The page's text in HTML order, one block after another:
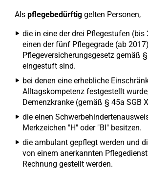
Als pflegebedürftig gelten Personen,
die in eine der drei Pflegestufen (bis
einen der fünf Pflegegrade (ab
Pflegeversicherungsgesetz gemäß
eingestuft sind.
bei denen eine erhebliche
Alltagskompetenz festgestellt
Demenzkranke (gemäß § 45a SGB
die einen
Merkzeichen "H" oder "Bl" besitzen.
die ambulant gepflegt werden und
von einem anerkannten
Rechnung gestellt werden.